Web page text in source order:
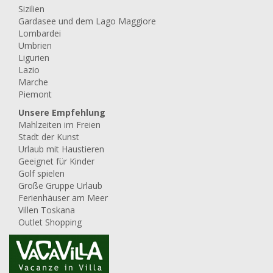
La Torretta
ab1.120,00 1.008,00 EUR/Woche
Unterkunftstyp:
Bettenzahl:
Bäder:
Il Tiglio
Bettenzahl:2-4 Doppelzimmer:
Bäder:2 Piscine:
Le Ginestre
ab1.365,001.232,00 EUR/Woche
Unterkunftstyp:
Bettenzahl:4-7 Doppelzimmer:
Bäder:2 Piscine:Gemeinsamer Pool
Frullacchia
ab777,00700,00 EUR/Woche
Unterkunftstyp:Ferienwohnung
Doppelzimmer:1
Sizilien
Gardasee und dem Lago Maggiore
Lombardei
Umbrien
Ligurien
Lazio
Marche
Piemont
Unsere Empfehlung
Mahlzeiten im Freien
Stadt der Kunst
Urlaub mit Haustieren
Geeignet für Kinder
Golf spielen
Große Gruppe Urlaub
Ferienhäuser am Meer
Villen Toskana
Outlet Shopping